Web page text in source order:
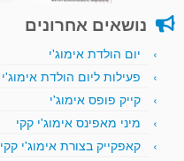
נושאים אחרונים
יום הולדת אימוג'י
פעילות ליום הולדת אימוג'י
קייק פופס אימוג'י
מיני מאפינס אימוג'י קקי
קאפקייק בצורת אימוג'י קקי